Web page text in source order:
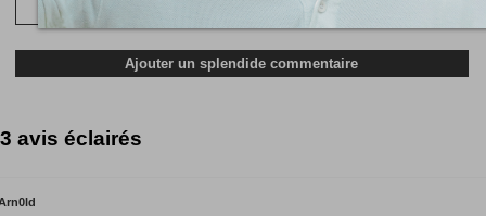
3 avis éclairés